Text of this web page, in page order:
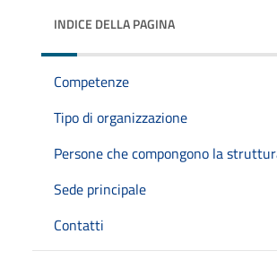
INDICE DELLA PAGINA
Competenze
Tipo di organizzazione
Persone che compongono la
Sede principale
Contatti